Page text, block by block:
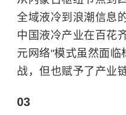
全域液冷到浪潮信息
中国液冷产业在百花
元网络"模式虽然面临
战，但也赋予了产业
03